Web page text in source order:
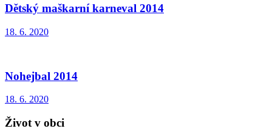
Dětský maškarní karneval 2014
18. 6. 2020
Nohejbal 2014
18. 6. 2020
Život v obci